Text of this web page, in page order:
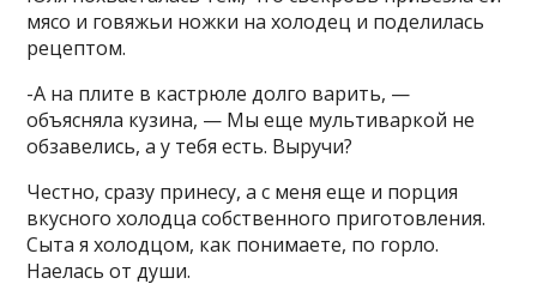
мясо и говяжьи ножки на холодец и поделилась
рецептом.
-А на плите в кастрюле долго варить, —
объясняла кузина, — Мы еще мультиваркой не
обзавелись, а у тебя есть. Выручи?
Честно, сразу принесу, а с меня еще и порция
вкусного холодца собственного приготовления.
Сыта я холодцом, как понимаете, по горло.
Наелась от души.